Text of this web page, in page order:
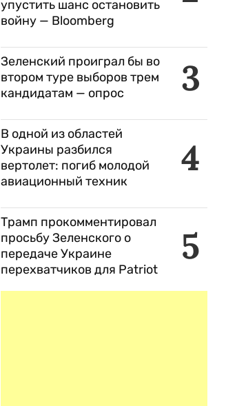
упустить шанс остановить
войну — Bloomberg
3
Зеленский проиграл бы во
втором туре выборов трем
кандидатам — опрос
4
В одной из областей
Украины разбился
вертолет: погиб молодой
авиационный техник
5
Трамп прокомментировал
просьбу Зеленского о
передаче Украине
перехватчиков для Patriot